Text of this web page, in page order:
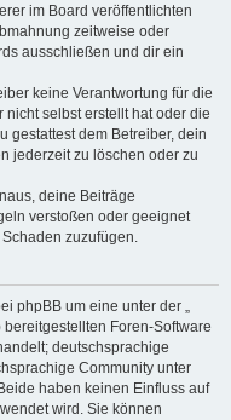
im Board veröffentlichten
zeitweise oder
ausschließen und dir ein
keine Verantwortung für die
selbst erstellt hat oder die
gestattest dem Betreiber, dein
jederzeit zu löschen oder zu
deine Beiträge
verstoßen oder geeignet
zuzufügen.
phpBB um eine unter der „
bereitgestellten Foren-Software
deutschsprachige
Community unter
haben keinen Einfluss auf
wird. Sie können